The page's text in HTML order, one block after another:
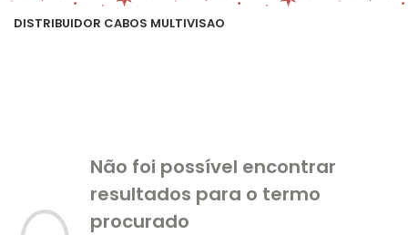
DISTRIBUIDOR CABOS MULTIVISAO
Não foi possível encontrar
resultados para o termo
procurado